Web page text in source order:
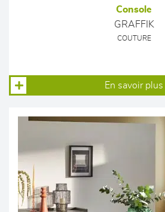
Console
GRAFFIK
COUTURE
En savoir plus